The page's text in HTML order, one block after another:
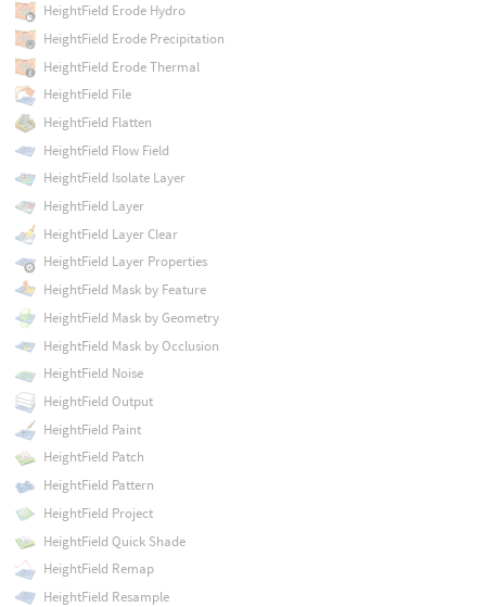
HeightField Erode Hydro
HeightField Erode Precipitation
HeightField Erode Thermal
HeightField File
HeightField Flatten
HeightField Flow Field
HeightField Isolate Layer
HeightField Layer
HeightField Layer Clear
HeightField Layer Properties
HeightField Mask by Feature
HeightField Mask by Geometry
HeightField Mask by Occlusion
HeightField Noise
HeightField Output
HeightField Paint
HeightField Patch
HeightField Pattern
HeightField Project
HeightField Quick Shade
HeightField Remap
HeightField Resample